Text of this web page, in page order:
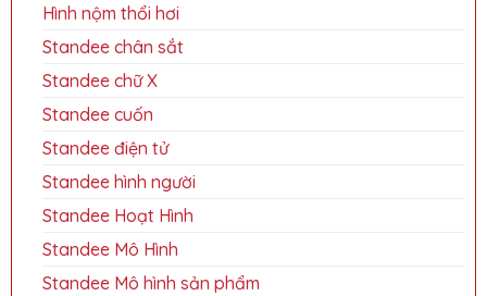
Hình nộm thổi hơi
Standee chân sắt
Standee chữ X
Standee cuốn
Standee điện tử
Standee hình người
Standee Hoạt Hình
Standee Mô Hình
Standee Mô hình sản phẩm